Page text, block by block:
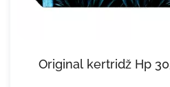
Original kertridž Hp